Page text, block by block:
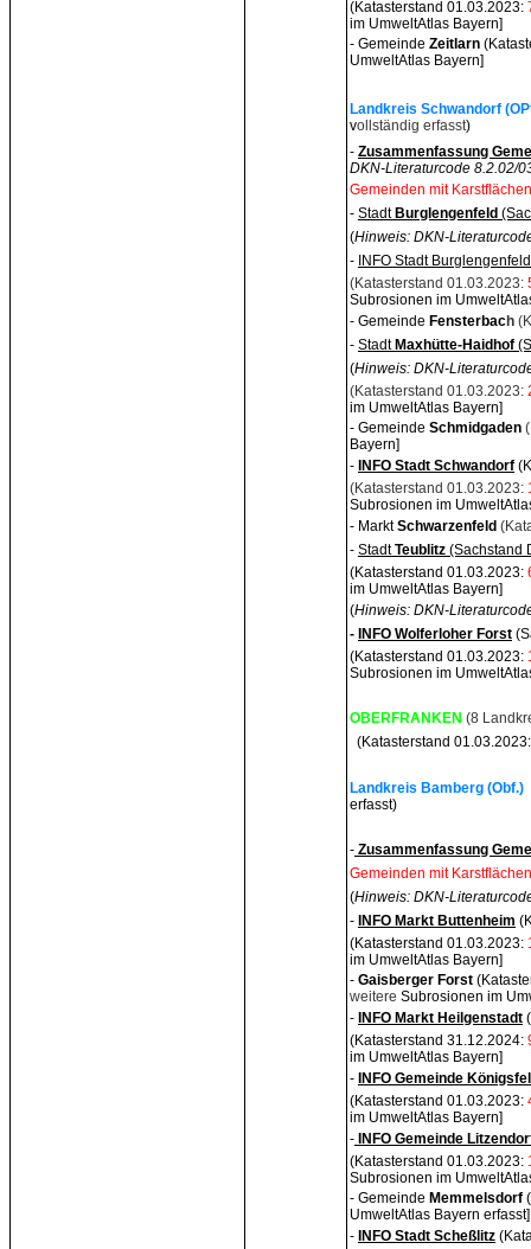
(Katasterstand 01.03.2023:
im UmweltAtlas Bayern]
- Gemeinde Zeitlarn
UmweltAtlas Bayern]
Landkreis Schwandorf
vollständig erfasst)
- Zusammenfassung
DKN-Literaturcode 8.2.02/
Gemeinden mit
- Stadt Burglengenfeld
(Hinweis: DKN-
- INFO Stadt Burglengenfeld
(Katasterstand 01.03.2023:
Subrosionen im
- Gemeinde Fensterbach
- Stadt Maxhütte-Haidhof
(Hinweis: DKN-
(Katasterstand 01.03.2023:
im UmweltAtlas Bayern]
- Gemeinde Schmidgaden
Bayern]
- INFO Stadt Schwandorf
(Katasterstand 01.03.2023:
Subrosionen im
- MarktSchwarzenfeld
- StadtTeublitz (Sachstand
(Katasterstand 01.03.2023:
im UmweltAtlas Bayern]
(Hinweis: DKN-
- INFO Wolferloher Forst
(Katasterstand 01.03.2023:
Subrosionen im
OBERFRANKEN (8
(Katasterstand
Landkreis Bamberg (Obf.)
erfasst)
- Zusammenfassung
Gemeinden mit
(Hinweis: DKN-
- INFO Markt Buttenheim
(Katasterstand 01.03.2023:
im UmweltAtlas Bayern]
- Gaisberger Forst
weitere Subrosionen im
- INFO Markt Heilgenstadt
(Katasterstand 31.12.2024:
im UmweltAtlas Bayern]
- INFO Gemeinde
(Katasterstand 01.03.2023:
im UmweltAtlas Bayern]
- INFO Gemeinde
(Katasterstand 01.03.2023:
Subrosionen im
- Gemeinde Memmelsdorf
UmweltAtlas Bayern erfasst]
- INFO Stadt Scheßlitz